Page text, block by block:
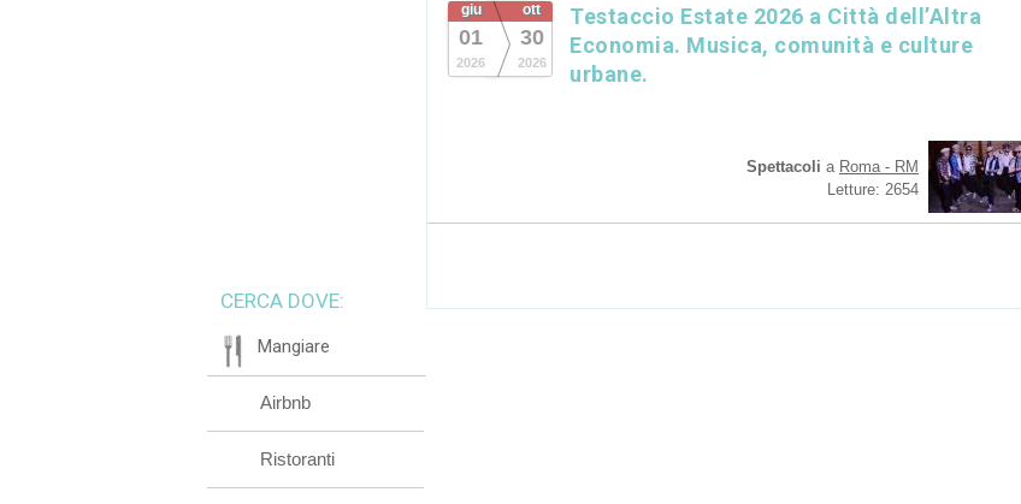
giu
01
2026
ott
30
2026
Testaccio Estate 2026 a Città dell’Altra
Economia. Musica, comunità e culture
urbane.
Spettacoli a Roma - RM
Letture: 2654
CERCA DOVE:
Mangiare
Airbnb
Ristoranti